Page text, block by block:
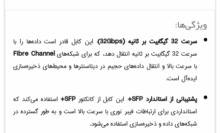
ویژگی‌ها:
سرعت 32 گیگابیت بر ثانیه (32Gbps)
: این کابل قادر است داده‌ها را با
سرعت 32 گیگابیت بر ثانیه انتقال دهد، که برای شبکه‌های
Fibre Channel
با سرعت بالا و انتقال داده‌های حجیم در دیتاسنترها و محیط‌های ذخیره‌سازی
ایده‌آل است.
پشتیبانی از استاندارد SFP+
: این کابل از کانکتورSFP+ استفاده می‌کند که
استانداردی برای ارتباطات فیبر نوری با سرعت بالا است و به طور گسترده در
شبکه‌های داده و ذخیره‌سازی استفاده می‌شود.